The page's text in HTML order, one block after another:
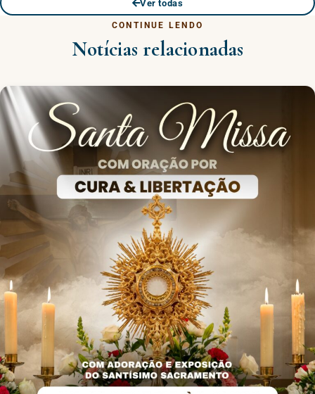
Ver todas
CONTINUE LENDO
Notícias relacionadas